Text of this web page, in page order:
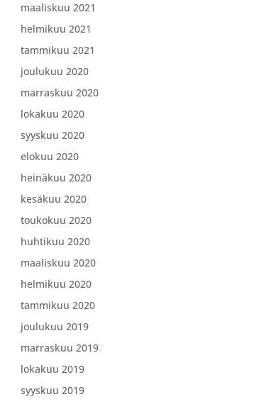
maaliskuu 2021
helmikuu 2021
tammikuu 2021
joulukuu 2020
marraskuu 2020
lokakuu 2020
syyskuu 2020
elokuu 2020
heinäkuu 2020
kesäkuu 2020
toukokuu 2020
huhtikuu 2020
maaliskuu 2020
helmikuu 2020
tammikuu 2020
joulukuu 2019
marraskuu 2019
lokakuu 2019
syyskuu 2019